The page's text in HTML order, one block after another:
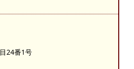
24番1号